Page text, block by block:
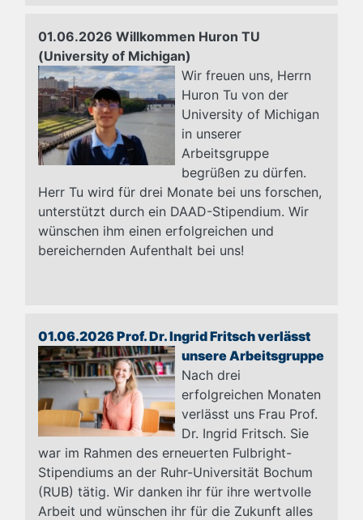
01.06.2026 Willkommen Huron TU
(University of Michigan)
Wir freuen uns, Herrn
Huron Tu von der
University of Michigan
in unserer
Arbeitsgruppe
begrüßen zu dürfen.
Herr Tu wird für drei Monate bei uns forschen,
unterstützt durch ein DAAD-Stipendium. Wir
wünschen ihm einen erfolgreichen und
bereichernden Aufenthalt bei uns!
01.06.2026 Prof. Dr. Ingrid Fritsch verlässt
unsere Arbeitsgruppe
Nach drei
erfolgreichen Monaten
verlässt uns Frau Prof.
Dr. Ingrid Fritsch. Sie
war im Rahmen des erneuerten Fulbright-
Stipendiums an der Ruhr-Universität Bochum
(RUB) tätig. Wir danken ihr für ihre wertvolle
Arbeit und wünschen ihr für die Zukunft alles